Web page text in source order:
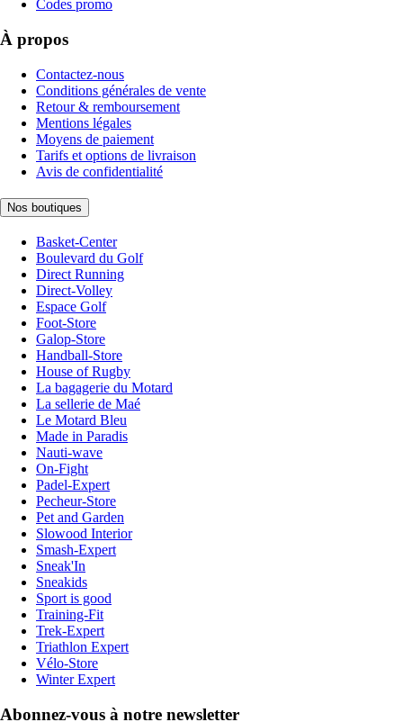
Codes promo
À propos
Contactez-nous
Conditions générales de vente
Retour & remboursement
Mentions légales
Moyens de paiement
Tarifs et options de livraison
Avis de confidentialité
Nos boutiques
Basket-Center
Boulevard du Golf
Direct Running
Direct-Volley
Espace Golf
Foot-Store
Galop-Store
Handball-Store
House of Rugby
La bagagerie du Motard
La sellerie de Maé
Le Motard Bleu
Made in Paradis
Nauti-wave
On-Fight
Padel-Expert
Pecheur-Store
Pet and Garden
Slowood Interior
Smash-Expert
Sneak'In
Sneakids
Sport is good
Training-Fit
Trek-Expert
Triathlon Expert
Vélo-Store
Winter Expert
Abonnez-vous à notre newsletter